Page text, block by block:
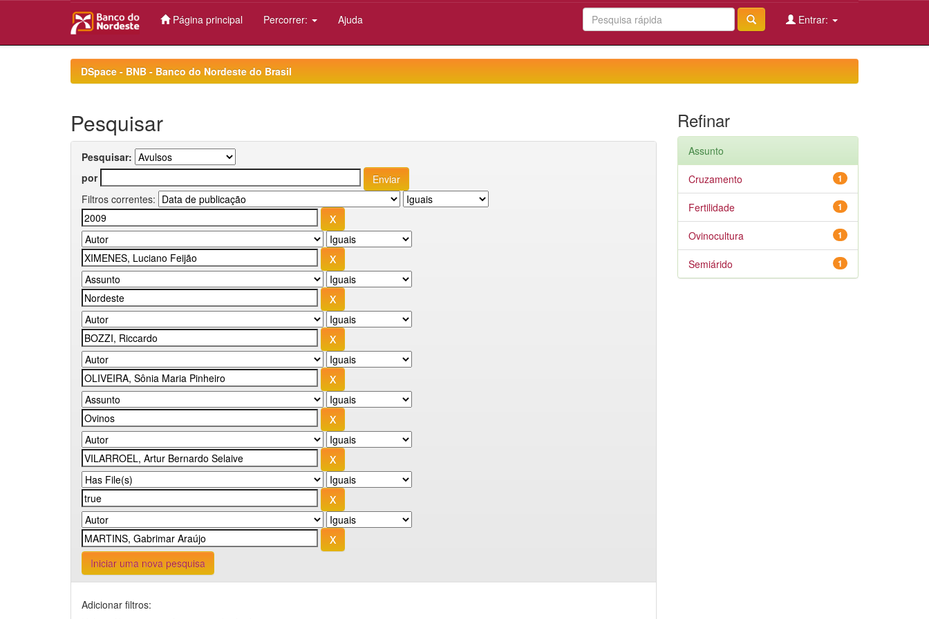
Página principal Percorrer: Ajuda Entrar:
DSpace - BNB - Banco do Nordeste do Brasil
Pesquisar
Pesquisar:
por
Filtros correntes:
Iniciar uma nova pesquisa
Adicionar filtros:
Refinar
Assunto
1
Cruzamento
1
Fertilidade
1
Ovinocultura
1
Semiárido